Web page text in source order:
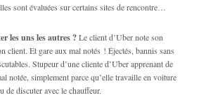
sont évaluées sur certains sites de rencontre…
les uns les autres ?Le client d’Uber note son
client. Et gare aux mal notés ! Éjectés, bannis sans
Stupeur d’une cliente d’Uber apprenant de
notée, simplement parce qu’elle travaille en voiture
de discuter avec le chauffeur.